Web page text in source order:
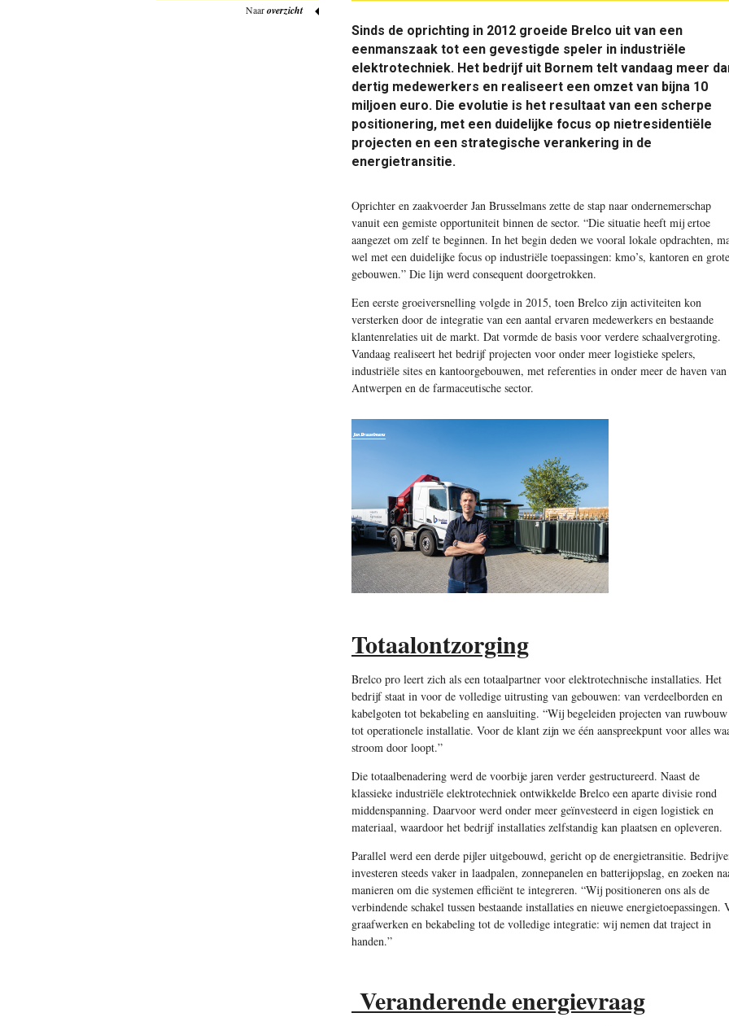
Sinds de oprichting in 2012 groeide Brelco uit van een
eenmanszaak tot een gevestigde speler in industriële
elektrotechniek. Het bedrijf uit Bornem telt vandaag meer
dertig medewerkers en realiseert een omzet van bijna 10
miljoen euro. Die evolutie is het resultaat van een scherpe
positionering, met een duidelijke focus op nietresidentiële
projecten en een strategische verankering in de
energietransitie.
Oprichter en zaakvoerder Jan Brusselmans zette de stap naar ondernemerschap
vanuit een gemiste opportuniteit binnen de sector. “Die situatie heeft mij ertoe
aangezet om zelf te beginnen. In het begin deden we vooral lokale opdrachten,
wel met een duidelijke focus op industriële toepassingen: kmo’s, kantoren en
gebouwen.” Die lijn werd consequent doorgetrokken.
Een eerste groeiversnelling volgde in 2015, toen Brelco zijn activiteiten kon
versterken door de integratie van een aantal ervaren medewerkers en bestaande
klantenrelaties uit de markt. Dat vormde de basis voor verdere schaalvergroting.
Vandaag realiseert het bedrijf projecten voor onder meer logistieke spelers,
industriële sites en kantoorgebouwen, met referenties in onder meer de haven van
Antwerpen en de farmaceutische sector.
Totaalontzorging
Brelco pro­ leert zich als een totaalpartner voor elektrotechnische installaties. Het
bedrijf staat in voor de volledige uitrusting van gebouwen: van verdeelborden en
kabelgoten tot bekabeling en aansluiting. “Wij begeleiden projecten van ruwbouw
tot operationele installatie. Voor de klant zijn we één aanspreekpunt voor alles
stroom door loopt.”
Die totaalbenadering werd de voorbije jaren verder gestructureerd. Naast de
klassieke industriële elektrotechniek ontwikkelde Brelco een aparte divisie rond
middenspanning. Daarvoor werd onder meer geïnvesteerd in eigen logistiek en
materiaal, waardoor het bedrijf installaties zelfstandig kan plaatsen en opleveren.
Parallel werd een derde pijler uitgebouwd, gericht op de energietransitie.
investeren steeds vaker in laadpalen, zonnepanelen en batterijopslag, en zoeken
manieren om die systemen efficiënt te integreren. “Wij positioneren ons als de
verbindende schakel tussen bestaande installaties en nieuwe energietoepassingen.
graafwerken en bekabeling tot de volledige integratie: wij nemen dat traject in
handen.”
Veranderende energievraag
Naaroverzicht